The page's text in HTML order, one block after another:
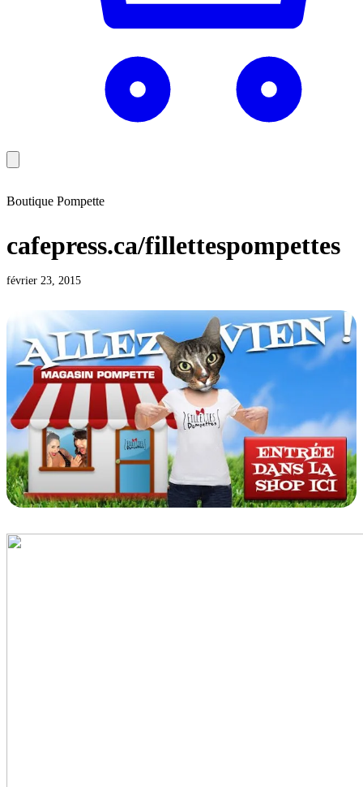
Boutique Pompette
cafepress.ca/fillettespompettes
février 23, 2015